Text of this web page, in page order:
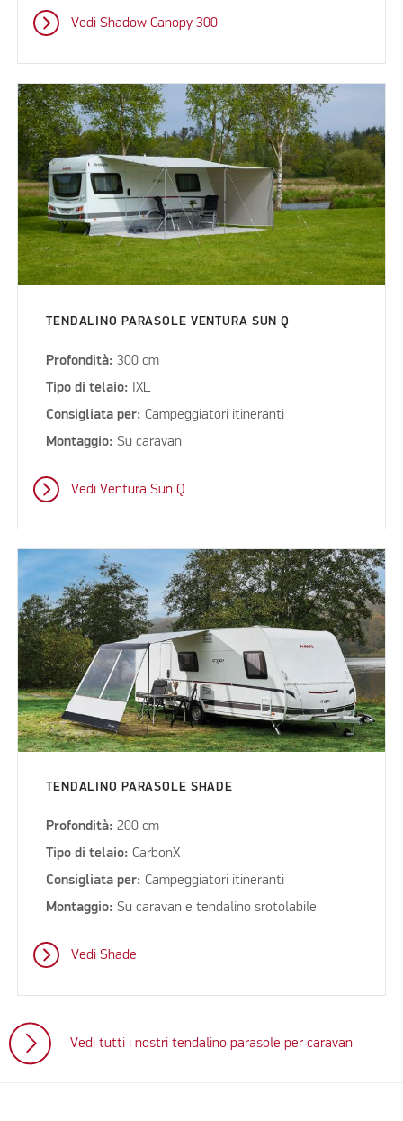
Vedi Shadow Canopy 300
TENDALINO PARASOLE VENTURA SUN Q
Profondità:300 cm
Tipo di telaio: IXL
Consigliata per:Campeggiatori itineranti
Montaggio:Su caravan
Vedi Ventura Sun Q
TENDALINO PARASOLE SHADE
Profondità:200 cm
Tipo di telaio:CarbonX
Consigliata per:Campeggiatori itineranti
Montaggio:Su caravan e tendalino srotolabile
Vedi Shade
Vedi tutti i nostri tendalino parasole per caravan